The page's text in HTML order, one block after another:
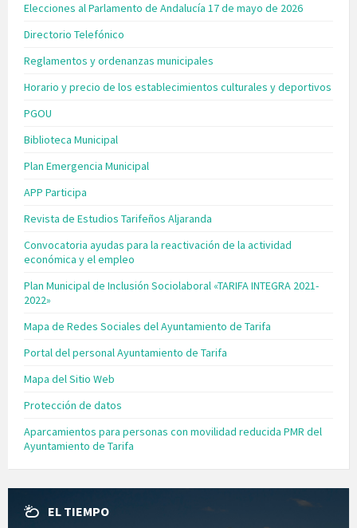
Elecciones al Parlamento de Andalucía 17 de mayo de 2026
Directorio Telefónico
Reglamentos y ordenanzas municipales
Horario y precio de los establecimientos culturales y deportivos
PGOU
Biblioteca Municipal
Plan Emergencia Municipal
APP Participa
Revista de Estudios Tarifeños Aljaranda
Convocatoria ayudas para la reactivación de la actividad
económica y el empleo
Plan Municipal de Inclusión Sociolaboral «TARIFA INTEGRA 2021-
2022»
Mapa de Redes Sociales del Ayuntamiento de Tarifa
Portal del personal Ayuntamiento de Tarifa
Mapa del Sitio Web
Protección de datos
Aparcamientos para personas con movilidad reducida PMR del
Ayuntamiento de Tarifa
EL TIEMPO